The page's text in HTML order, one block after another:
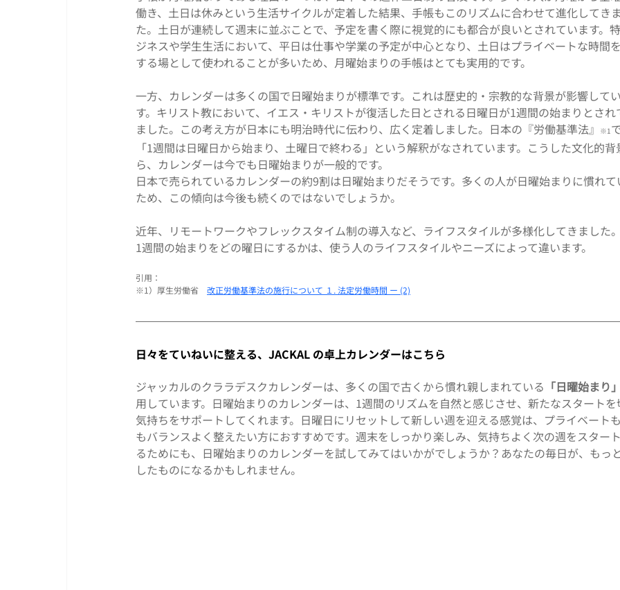
働き、土日は休みという生活サイクルが定着した結果、手帳もこのリズムに合わせて進化してき
た。土日が連続して週末に並ぶことで、予定を書く際に視覚的にも都合が良いとされています。
ジネスや学生生活において、平日は仕事や学業の予定が中心となり、土日はプライベートな時間
する場として使われることが多いため、月曜始まりの手帳はとても実用的です。
一方、カレンダーは多くの国で日曜始まりが標準です。これは歴史的・宗教的な背景が影響して
す。キリスト教において、イエス・キリストが復活した日とされる日曜日が1週間の始まりとされ
ました。この考え方が日本にも明治時代に伝わり、広く定着しました。日本の『労働基準法』
※1
「1週間は日曜日から始まり、土曜日で終わる」という解釈がなされています。こうした文化的背
ら、カレンダーは今でも日曜始まりが一般的です。
日本で売られているカレンダーの約9割は日曜始まりだそうです。多くの人が日曜始まりに慣れて
ため、この傾向は今後も続くのではないでしょうか。
近年、リモートワークやフレックスタイム制の導入など、ライフスタイルが多様化してきました。
1週間の始まりをどの曜日にするかは、使う人のライフスタイルやニーズによって違います。
引用：
※1）厚生労働省 改正労働基準法の施行について １. 法定労働時間 ー (2)
日々をていねいに整える、JACKAL の卓上カレンダーはこちら
ジャッカルのクララデスクカレンダーは、多くの国で古くから慣れ親しまれている 「日曜始まり」
用しています。日曜始まりのカレンダーは、1週間のリズムを自然と感じさせ、新たなスタートを
気持ちをサポートしてくれます。日曜日にリセットして新しい週を迎える感覚は、プライベート
もバランスよく整えたい方におすすめです。週末をしっかり楽しみ、気持ちよく次の週をスター
るためにも、日曜始まりのカレンダーを試してみてはいかがでしょうか？あなたの毎日が、もっ
したものになるかもしれません。